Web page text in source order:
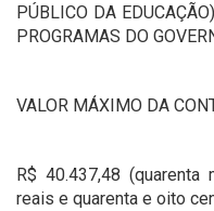
PÚBLICO DA
PROGRAMAS DO
VALOR MÁXIMO DA
R$ 40.437,48
reais e quarenta e oito